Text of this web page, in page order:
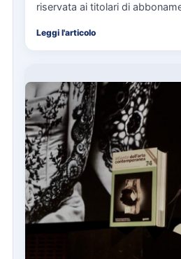
riservata ai titolari di
Leggi l'articolo